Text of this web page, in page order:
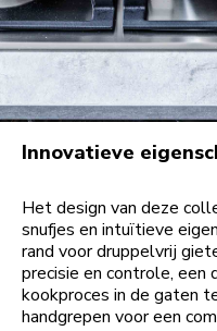
Innovatieve
Het design van deze
snufjes en intuïtieve
rand voor druppelvrij
precisie en controle, een
kookproces in de gaten
handgrepen voor een